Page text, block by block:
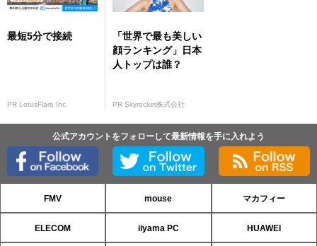
最短5分で接続
PR LotusFlare Inc
「世界で最も美しい
顔ランキング」日本
人トップは誰？
PR Skyrocket株式会社
公式アカウントをフォローして最新情報を手に入れよう
FMV mouse マカフィー
ELECOM iiyama PC HUAWEI